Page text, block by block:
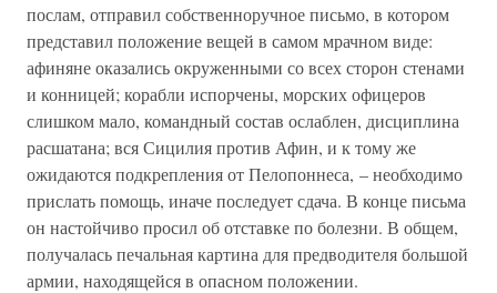
послам, отправил собственноручное письмо, в котором
представил положение вещей в самом мрачном виде:
афиняне оказались окруженными со всех сторон стенами
и конницей; корабли испорчены, морских офицеров
слишком мало, командный состав ослаблен, дисциплина
расшатана; вся Сицилия против Афин, и к тому же
ожидаются подкрепления от Пелопоннеса, – необходимо
прислать помощь, иначе последует сдача. В конце письма
он настойчиво просил об отставке по болезни. В общем,
получалась печальная картина для предводителя большой
армии, находящейся в опасном положении.